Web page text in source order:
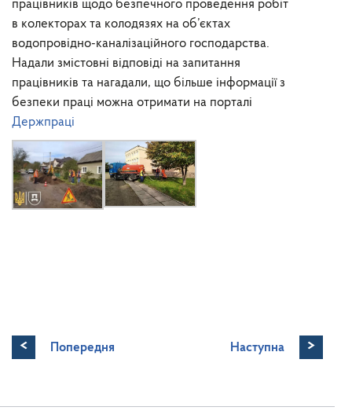
працівників щодо безпечного проведення робіт
в колекторах та колодязях на об’єктах
водопровідно-каналізаційного господарства.
Надали змістовні відповіді на запитання
працівників та нагадали, що більше інформації з
безпеки праці можна отримати на порталі
Держпраці
< Попередня Наступна >